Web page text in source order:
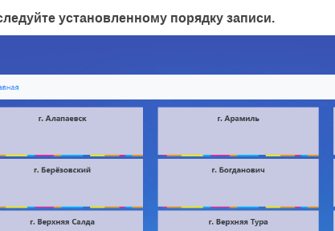
установленному порядку записи.